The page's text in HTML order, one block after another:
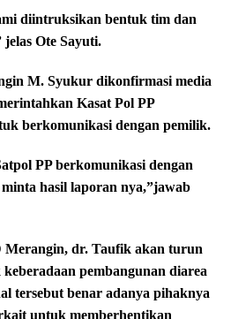
diintruksikan bentuk tim dan
Ote Sayuti.
M. Syukur dikonfirmasi media
Kasat Pol PP
berkomunikasi dengan pemilik.
PP berkomunikasi dengan
hasil laporan nya,”jawab
Merangin, dr. Taufik akan turun
keberadaan pembangunan diarea
tersebut benar adanya pihaknya
untuk memberhentikan